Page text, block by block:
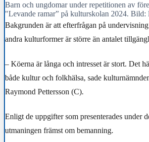
Barn och ungdomar under repetitionen av
"Levande ramar” på kulturskolan 2024.
Bakgrunden är att efterfrågan på
andra kulturformer är större än antalet
– Köerna är långa och intresset är stort. Det
både kultur och folkhälsa, sade
Raymond Pettersson (C).
Enligt de uppgifter som presenterades under
utmaningen främst om bemanning.